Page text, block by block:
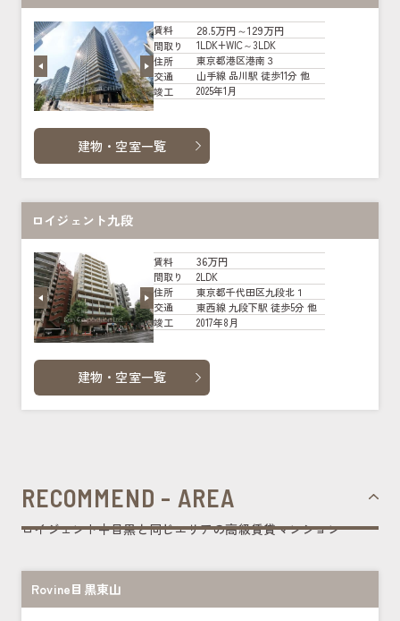
賃料 28.5万円～129万円
間取り
1LDK+WIC～3LDK
住所
東京都港区港南３
交通
山手線 品川駅 徒歩11分 他
竣工
2025年1月
建物・空室一覧
ロイジェント九段
賃料 36万円
間取り
2LDK
住所
東京都千代田区九段北１
交通
東西線 九段下駅 徒歩5分 他
竣工
2017年8月
建物・空室一覧
RECOMMEND - AREA
ロイジェント中目黒と同じエリアの高級賃貸マンション
Rovine目黒東山